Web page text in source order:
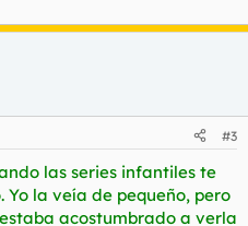
#3
las series infantiles te
la veía de pequeño, pero
acostumbrado a verla